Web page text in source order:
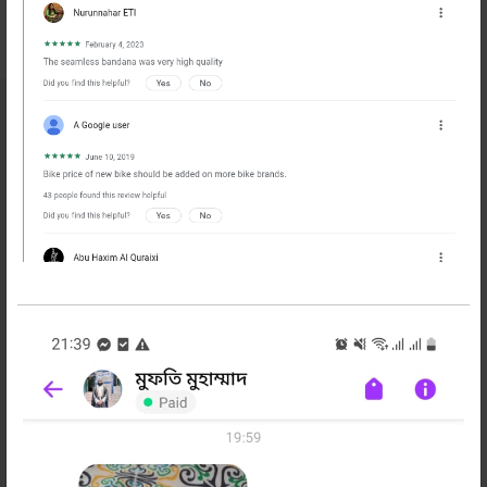
নিউজলেটার
বাইকের অফার, টিপস ও নিউজ পেতে এখনি সাবস্ক্রাইব
করুন
বাইক বাজার